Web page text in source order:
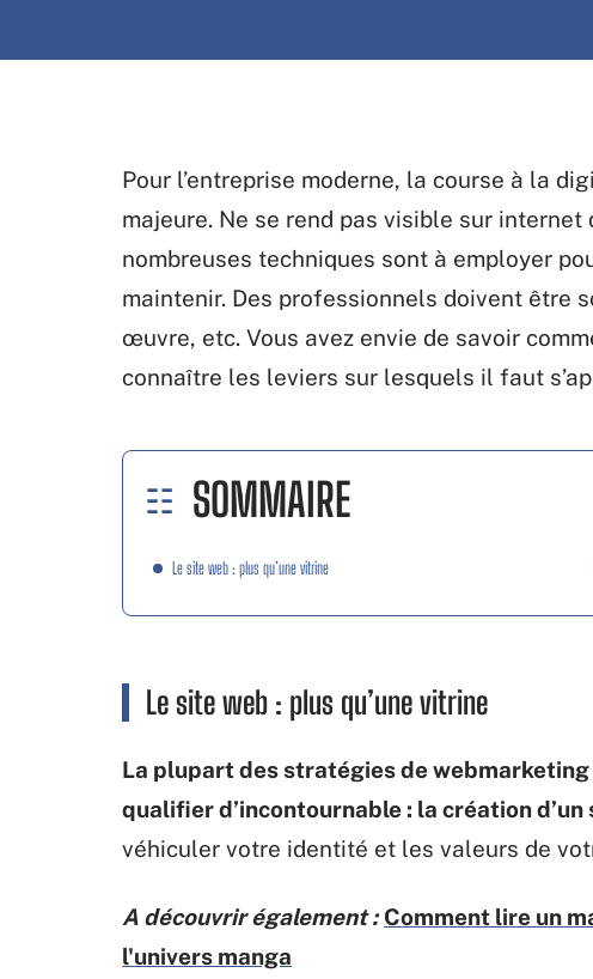
Pour l’entreprise moderne, la course à la
majeure. Ne se rend pas visible sur internet
nombreuses techniques sont à employer
maintenir. Des professionnels doivent être
œuvre, etc. Vous avez envie de savoir
connaître les leviers sur lesquels il faut
SOMMAIRE
Le site web : plus qu’une vitrine
Le site web : plus qu’une vitrine
La plupart des stratégies de
qualifier d’incontournable : la création
véhiculer votre identité et les valeurs de
A découvrir également : Comment lire un
l'univers manga